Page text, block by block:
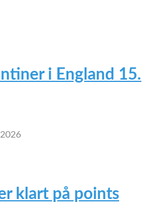
i England 15.
klart på points